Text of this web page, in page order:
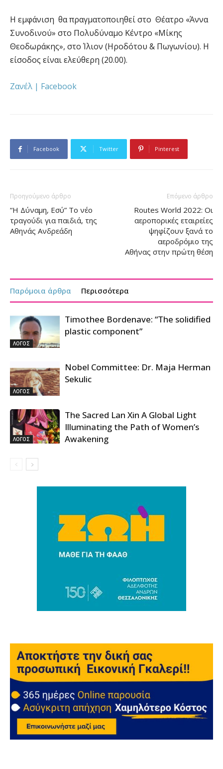
Η εμφάνιση θα πραγματοποιηθεί στο Θέατρο «Άννα
Συνοδινού» στο Πολυδύναμο Κέντρο «Μίκης
Θεοδωράκης», στο Ίλιον (Ηροδότου & Πωγωνίου). Η
είσοδος είναι ελεύθερη (20.00).
Ζανέλ | Facebook
Facebook Twitter Pinterest
Προηγούμενο άρθρο
“Η Δύναμη, Εσύ” Το νέο
τραγούδι για παιδιά, της
Αθηνάς Ανδρεάδη
Επόμενο άρθρο
Routes World 2022: Οι
αεροπορικές εταιρείες
ψηφίζουν ξανά το
αεροδρόμιο της
Αθήνας στην πρώτη θέση
Παρόμοια άρθρα Περισσότερα
ΛΟΓΟΣ
Timothee Bordenave: “The solidified
plastic component”
ΛΟΓΟΣ
Nobel Committee: Dr. Maja Herman
Sekulic
ΛΟΓΟΣ
The Sacred Lan Xin A Global Light
Illuminating the Path of Women’s
Awakening